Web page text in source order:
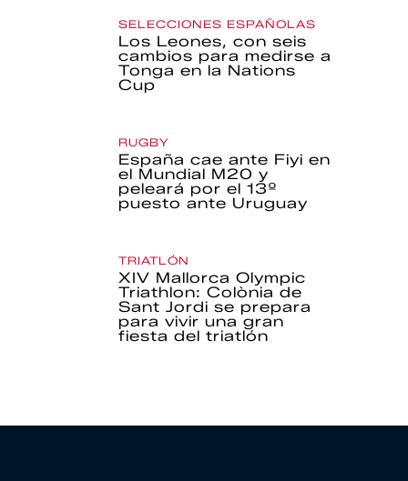
SELECCIONES ESPAÑOLAS
Los Leones, con seis
cambios para medirse a
Tonga en la Nations
Cup
RUGBY
España cae ante Fiyi en
el Mundial M20 y
peleará por el 13º
puesto ante Uruguay
TRIATLÓN
XIV Mallorca Olympic
Triathlon: Colònia de
Sant Jordi se prepara
para vivir una gran
fiesta del triatlón